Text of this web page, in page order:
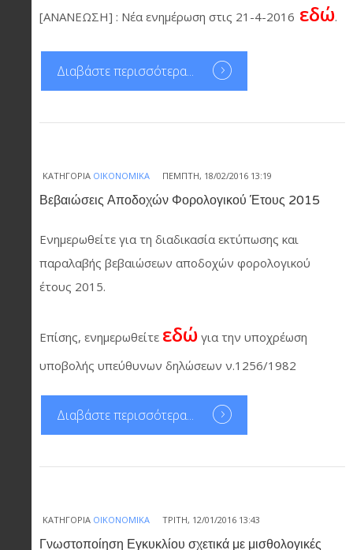
[ΑΝΑΝΕΩΣΗ] : Νέα ενημέρωση στις 21-4-2016 εδώ.
Διαβάστε περισσότερα...
ΚΑΤΗΓΟΡΊΑ ΟΙΚΟΝΟΜΙΚΆ ΠΈΜΠΤΗ, 18/02/2016 13:19
Βεβαιώσεις Αποδοχών Φορολογικού Έτους 2015
Ενημερωθείτε για τη διαδικασία εκτύπωσης και
παραλαβής βεβαιώσεων αποδοχών φορολογικού
έτους 2015.
Επίσης, ενημερωθείτε εδώ για την υποχρέωση
υποβολής υπεύθυνων δηλώσεων ν.1256/1982
Διαβάστε περισσότερα...
ΚΑΤΗΓΟΡΊΑ ΟΙΚΟΝΟΜΙΚΆ ΤΡΊΤΗ, 12/01/2016 13:43
Γνωστοποίηση Εγκυκλίου σχετικά με μισθολογικές